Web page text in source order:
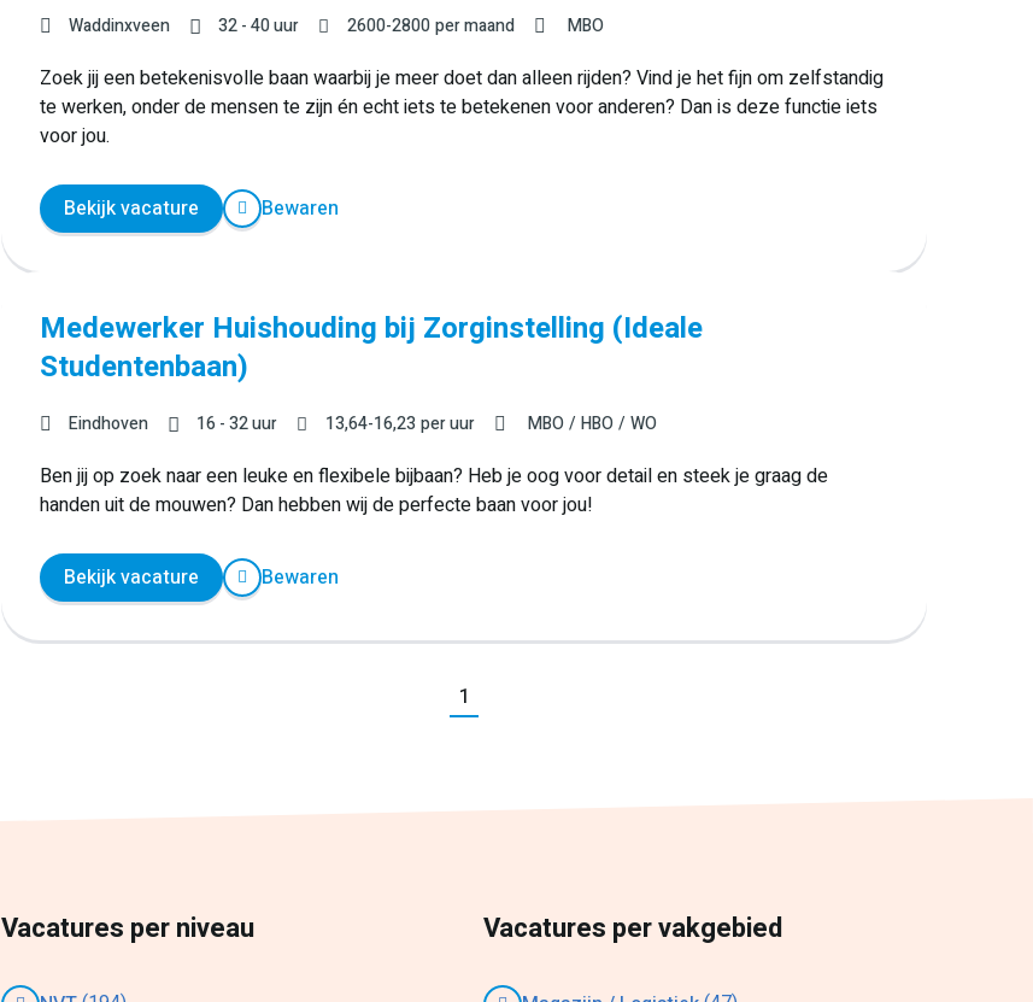
Waddinxveen 32 - 40 uur 2600-2800per maand MBO
Zoek jij een betekenisvolle baan waarbij je meer doet dan alleen rijden? Vind je het fijn om zelfstandig
te werken, onder de mensen te zijn én echt iets te betekenen voor anderen? Dan is deze functie iets
voor jou.
Bekijk vacature Bewaren
Medewerker Huishouding bij Zorginstelling (Ideale
Studentenbaan)
Eindhoven 16 - 32 uur 13,64-16,23 per uur MBO HBO WO
Ben jij op zoek naar een leuke en flexibele bijbaan? Heb je oog voor detail en steek je graag de
handen uit de mouwen? Dan hebben wij de perfecte baan voor jou!
Bekijk vacature Bewaren
Vorige
1
Vacatures per niveau Vacatures per vakgebied